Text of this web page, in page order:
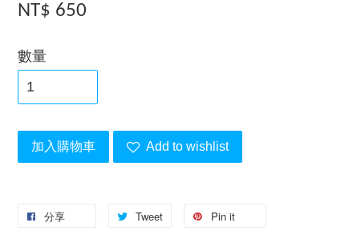
NT$ 650
數量
加入購物車 Add to wishlist
分享 Tweet Pin it